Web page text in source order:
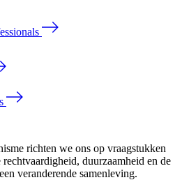
richten we ons op vraagstukken
duurzaamheid en de
veranderende samenleving.